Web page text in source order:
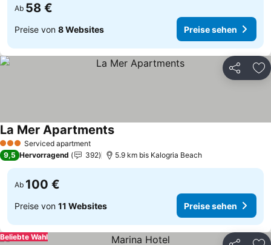
Ab 58 €
Preise von 8 Websites Preise sehen
Teilen
3 SterneServiced apartment
La Mer ApartmentsPreise sehen
9,5 Hervorragend 392 5.9 km bis Kalogria Beach
Ab 100 €
Preise von 11 Websites Preise sehen
Beliebte Wahl